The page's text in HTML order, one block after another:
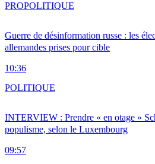
Guerre de désinformation russe : les
allemandes prises pour cible
10:36
PROPOLITIQUE
INTERVIEW : Prendre « en otage »
populisme, selon le Luxembourg
09:57
POLITIQUE